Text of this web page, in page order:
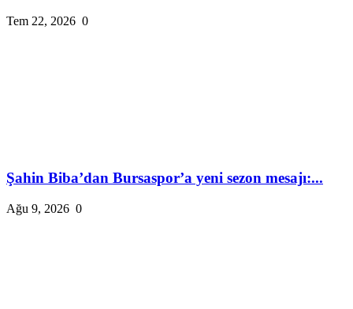
Tem 22, 2026 0
Şahin Biba’dan Bursaspor’a yeni sezon mesajı:...
Ağu 9, 2026 0